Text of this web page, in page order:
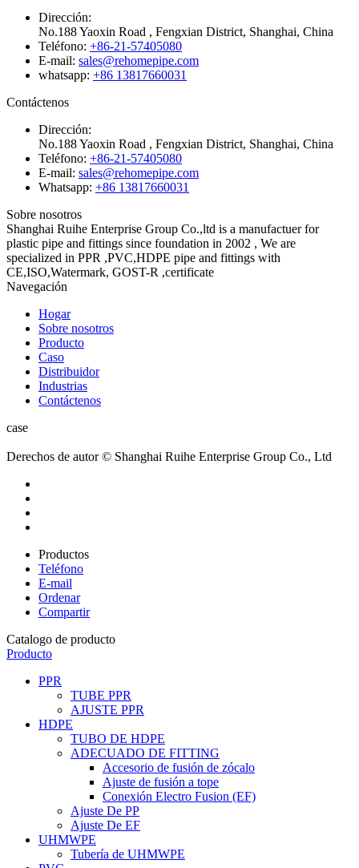
Dirección:
No.188 Yaoxin Road , Fengxian District, Shanghai, China
Teléfono: +86-21-57405080
E-mail: sales@rehomepipe.com
whatsapp: +86 13817660031
Contáctenos
Dirección:
No.188 Yaoxin Road , Fengxian District, Shanghai, China
Teléfono: +86-21-57405080
E-mail: sales@rehomepipe.com
Whatsapp: +86 13817660031
Sobre nosotros
Shanghai Ruihe Enterprise Group Co.,ltd is a manufactuer for
plastic pipe and fittings since foundation in 2002 , We are
specialized in PPR ,PVC,HDPE pipe and fittings with
CE,ISO,Watermark, GOST-R ,certificate
Navegación
Hogar
Sobre nosotros
Producto
Caso
Distribuidor
Industrias
Contáctenos
case
Derechos de autor © Shanghai Ruihe Enterprise Group Co., Ltd
Productos
Teléfono
E-mail
Ordenar
Compartir
Catalogo de producto
Producto
PPR
TUBE PPR
AJUSTE PPR
HDPE
TUBO DE HDPE
ADECUADO DE FITTING
Accesorio de fusión de zócalo
Ajuste de fusión a tope
Conexión Electro Fusion (EF)
Ajuste De PP
Ajuste De EF
UHMWPE
Tubería de UHMWPE